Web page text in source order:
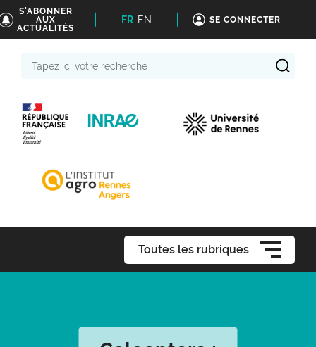
S'ABONNER
AUX
ACTUALITÉS
FR EN SE CONNECTER
Toutes les rubriques